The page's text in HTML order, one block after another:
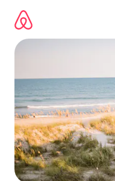
para
conteúdo